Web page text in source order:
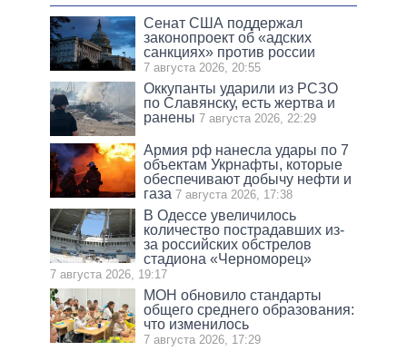
Сенат США поддержал
законопроект об «адских
санкциях» против россии
7 августа 2026, 20:55
Оккупанты ударили из РСЗО
по Славянску, есть жертва и
ранены 7 августа 2026, 22:29
Армия рф нанесла удары по 7
объектам Укрнафты, которые
обеспечивают добычу нефти и
газа 7 августа 2026, 17:38
В Одессе увеличилось
количество пострадавших из-
за российских обстрелов
стадиона «Черноморец»
7 августа 2026, 19:17
МОН обновило стандарты
общего среднего образования:
что изменилось
7 августа 2026, 17:29